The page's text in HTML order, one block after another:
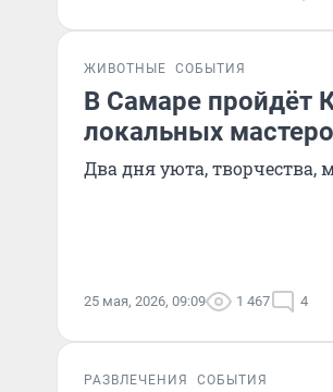
ЖИВОТНЫЕ СОБЫТИЯ
В Самаре пройдёт
локальных
Два дня уюта, творчества,
25 мая, 2026, 09:09 1 467 4
РАЗВЛЕЧЕНИЯ СОБЫТИЯ